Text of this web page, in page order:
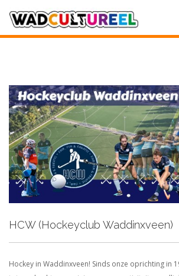
DEELNEMERS
DOE MEE
CONTACT
ORGANISATIE
HCW (Hockeyclub Waddinxveen)
Hockey in Waddinxveen! Sinds onze oprichting in